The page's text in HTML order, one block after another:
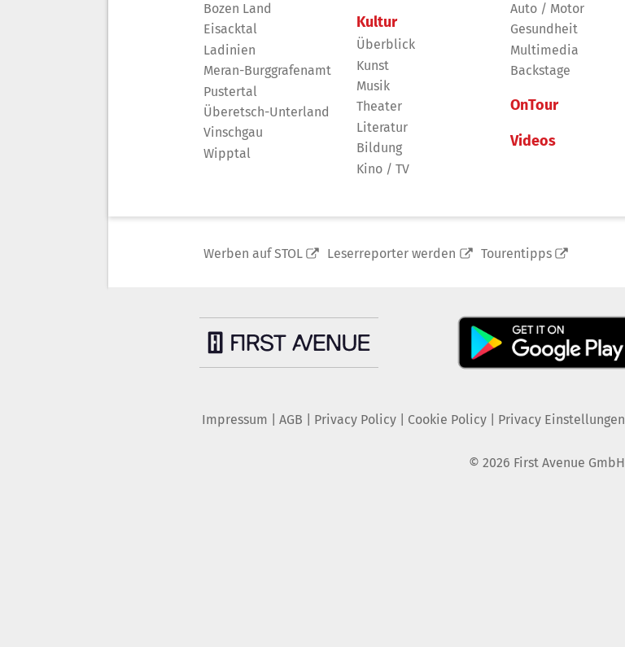
Bozen Land
Eisacktal
Ladinien
Meran-Burggrafenamt
Pustertal
Überetsch-Unterland
Vinschgau
Wipptal
Kultur
Überblick
Kunst
Musik
Theater
Literatur
Bildung
Kino / TV
Auto / Motor
Gesundheit
Multimedia
Backstage
OnTour
Videos
Werben auf STOL Leserreporter werden Tourentipps
Impressum AGB Privacy Policy| Cookie Policy| Privacy Einstellungen
© 2026 First Avenue GmbH